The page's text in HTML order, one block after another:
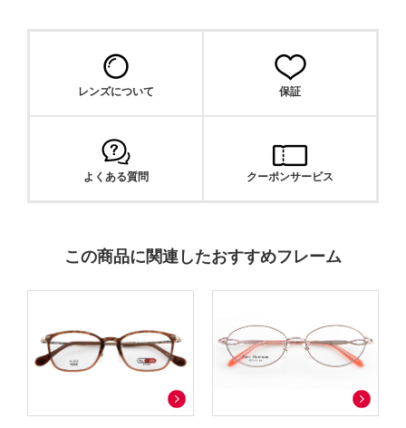
レンズについて 保証
よくある質問 クーポンサービス
この商品に関連したおすすめフレーム